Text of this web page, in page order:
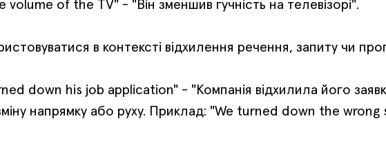
of the TV" - "Він зменшив гучність на телевізорі".
в контексті відхилення речення, запиту чи
down his job application" - "Компанія відхилила його
напрямку або руху. Приклад: "We turned down the